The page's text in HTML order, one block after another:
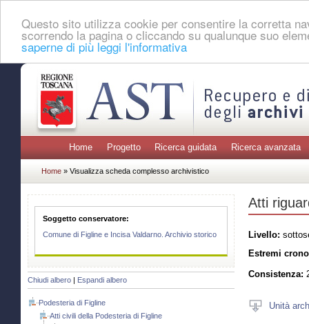
Questo sito utilizza cookie per consentire la corretta
scorrendo la pagina o cliccando su qualunque suo
saperne di più leggi l'informativa
Home Progetto Ricerca guidata Ricerca avanzata
Home » Visualizza scheda complesso archivistico
Soggetto conservatore:
Comune di Figline e Incisa Valdarno. Archivio storico
Chiudi albero Espandi albero
Podesteria di Figline
Atti civili della Podesteria di Figline
Atti
Livello:
Estremi
Consistenza:
Unità